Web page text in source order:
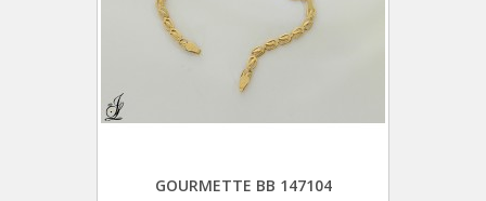
GOURMETTE BB 147104